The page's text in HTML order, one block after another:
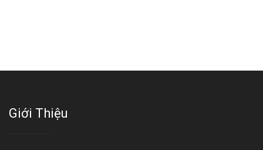
Giới Thiệu